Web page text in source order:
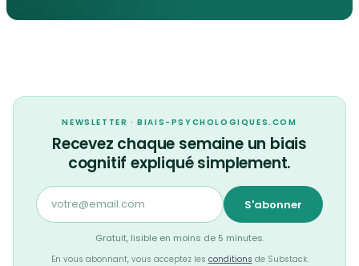
NEWSLETTER · BIAIS-PSYCHOLOGIQUES.COM
Recevez chaque semaine un biais
cognitif expliqué simplement.
S'abonner
Gratuit, lisible en moins de 5 minutes.
En vous abonnant, vous acceptez les conditions de Substack.